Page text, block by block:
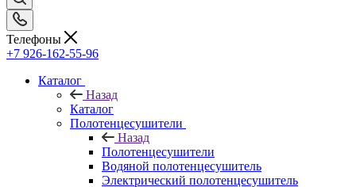
Телефоны
+7 926-162-55-96
Каталог
Назад
Каталог
Полотенцесушители
Назад
Полотенцесушители
Водяной полотенцесушитель
Электрический полотенцесушитель